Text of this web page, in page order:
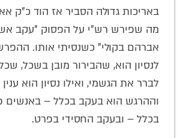
באריכות גדולה הסביר אז הוד כ"ק
מה שפירש רש"י על הפסוק "עקב
אברהם בקולי" כשנסיתי אותו.
לנסיון הוא, שהבירור מובן בשכל,
לברר את הגשמי, ואילו נסיון הוא
וההרגש הוא בעקב בכלל – באנשים
בכלל – ובעקב החסידי בפרט.